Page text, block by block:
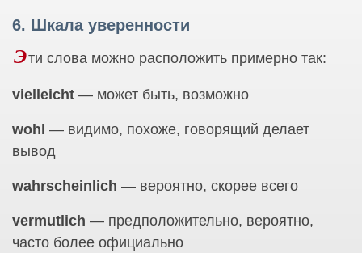
6. Шкала уверенности
Эти слова можно расположить примерно так:
vielleicht — может быть, возможно
wohl — видимо, похоже, говорящий делает
вывод
wahrscheinlich — вероятно, скорее всего
vermutlich — предположительно, вероятно,
часто более официально